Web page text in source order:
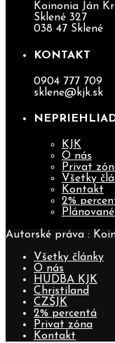
Koinonia Ján
Sklené 327
038 47 Sklené
KONTAKT
0904 777 709
sklene@kjk.sk
KJK
O nás
Privat
Všetky
Kontakt
2%
Autorské práva :
Všetky články
O nás
HUDBA KJK
Christiland
CZŠJK
2% percentá
Privat zóna
Kontakt